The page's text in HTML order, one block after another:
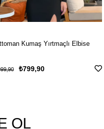
Ottoman Kumaş Tokalı
₺999,90
OL